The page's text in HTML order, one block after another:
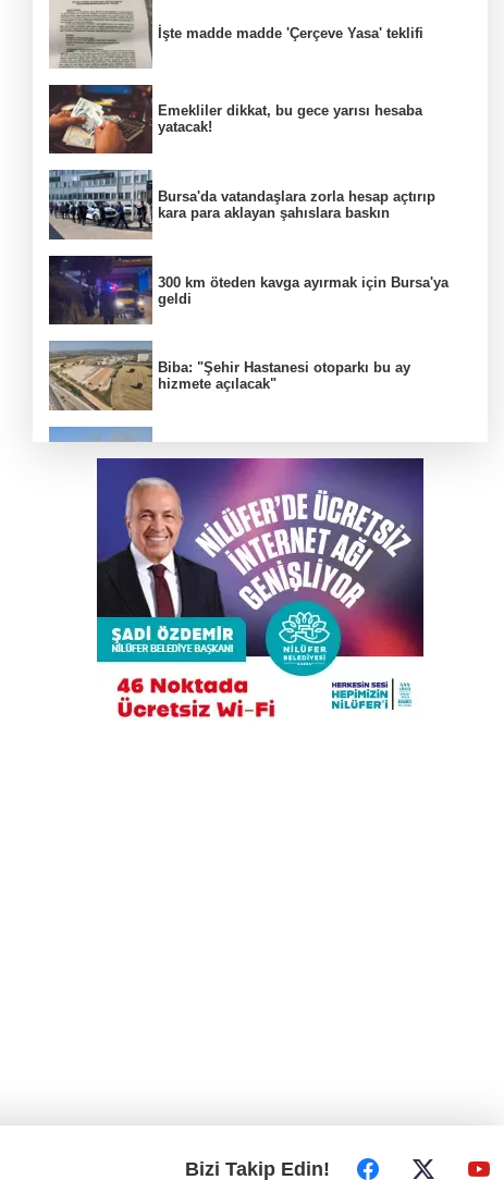
İşte madde madde 'Çerçeve Yasa' teklifi
Emekliler dikkat, bu gece yarısı hesaba
yatacak!
Bursa'da vatandaşlara zorla hesap açtırıp
kara para aklayan şahıslara baskın
300 km öteden kavga ayırmak için Bursa'ya
geldi
Biba: "Şehir Hastanesi otoparkı bu ay
hizmete açılacak"
Karacabey'de TEKNOSAB'a yakın 7 köye
doğalgaz müjdesi
Büyükorhan'da orman yangını kontrol altına
alındı
Uludağ'da çıkan orman yangını söndürüldü
Bizi Takip Edin!